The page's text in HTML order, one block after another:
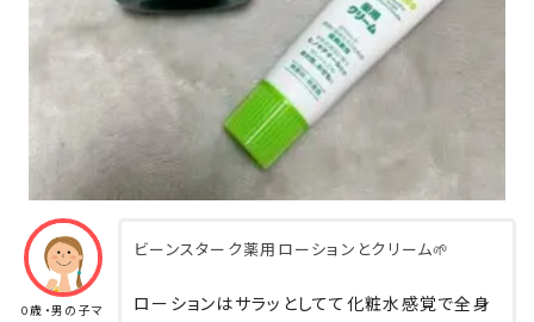
アレルギーテスト済みとのことで
(でも念のため初日はほんのちょびっと塗布
特にトラブル等もなく、しっとりお肌になり大満
足〜✨
カミソリ負けなどの防止にも効果的みたい！
0歳・男の子マ
ビーンスターク薬用ローションとクリーム🌱
ローションはサラッとしてて化粧水感覚で全身